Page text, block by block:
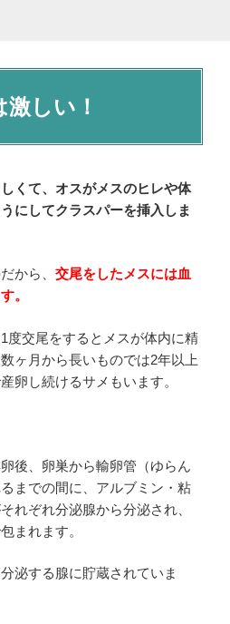
しい！
くて、オスがメスのヒレや体
にしてクラスパーを挿入しま
から、 交尾をしたメスには血
。
度交尾をするとメスが体内に精
ヶ月から長いものでは2年以上
卵し続けるサメもいます。
後、卵巣から輸卵管（ゆらん
までの間に、アルブミン・粘
れぞれ分泌腺から分泌され、
まれます。
泌する腺に貯蔵されていま